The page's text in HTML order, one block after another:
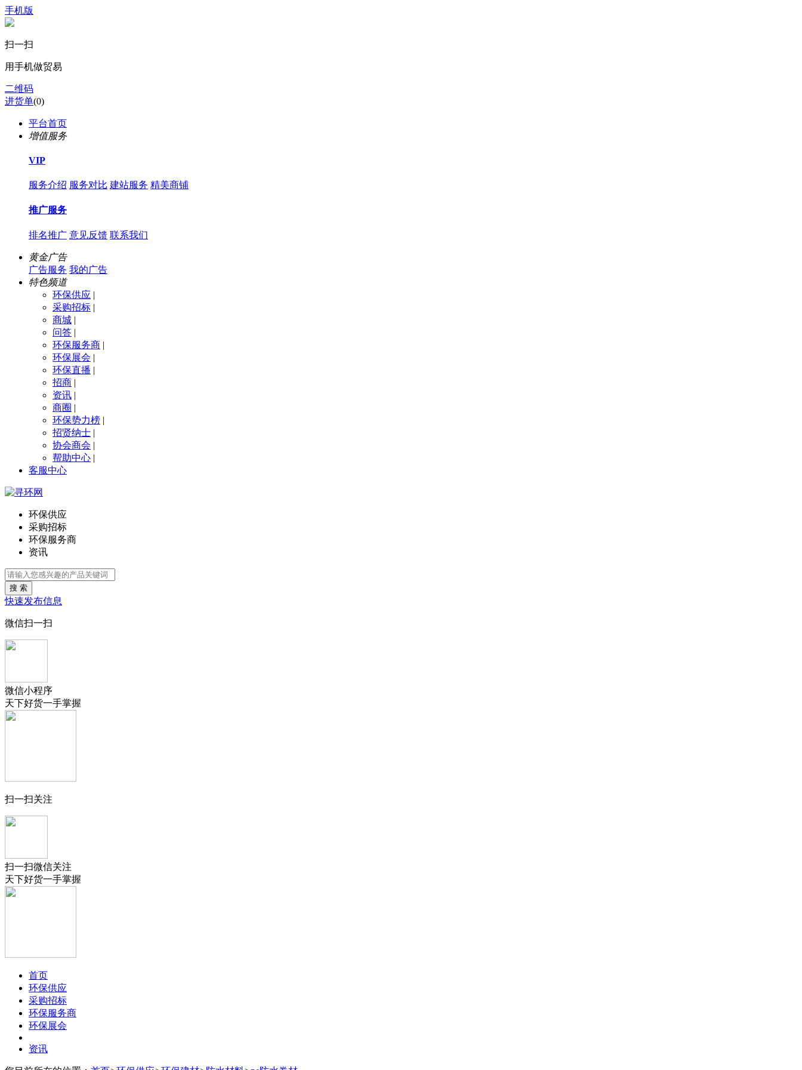
手机版
扫一扫
用手机做贸易
二维码
进货单(0)
平台首页
增值服务
VIP
服务介绍 服务对比 建站服务 精美商铺
推广服务
排名推广 意见反馈 联系我们
黄金广告
广告服务 我的广告
特色频道
环保供应 |
采购招标 |
商城 |
问答 |
环保服务商 |
环保展会 |
环保直播 |
招商 |
资讯 |
商圈 |
环保势力榜 |
招贤纳士 |
协会商会 |
帮助中心 |
客服中心
环保供应
采购招标
环保服务商
资讯
搜 索
快速发布信息
微信扫一扫
微信小程序
天下好货一手掌握
扫一扫关注
扫一扫微信关注
天下好货一手掌握
首页
环保供应
采购招标
环保服务商
环保展会
资讯